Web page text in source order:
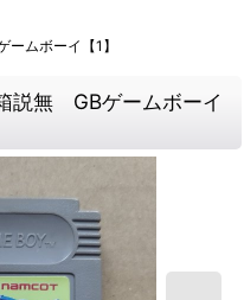
ムボーイ【1】
無 GBゲームボーイ